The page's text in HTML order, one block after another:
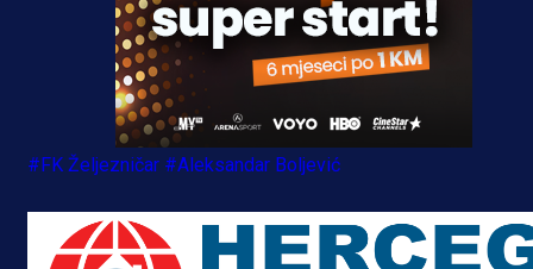
#FK Željezničar #Aleksandar Boljević